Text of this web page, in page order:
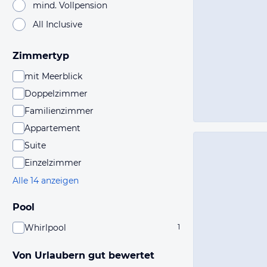
mind. Vollpension
All Inclusive
Zimmertyp
mit Meerblick
Doppelzimmer
Familienzimmer
Appartement
Suite
Einzelzimmer
Alle 14 anzeigen
Pool
Whirlpool 1
Von Urlaubern gut bewertet